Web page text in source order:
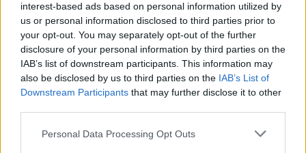
interest-based ads based on personal information utilized by
us or personal information disclosed to third parties prior to
your opt-out. You may separately opt-out of the further
disclosure of your personal information by third parties on the
IAB’s list of downstream participants. This information may
also be disclosed by us to third parties on the IAB’s List of
Downstream Participants that may further disclose it to other
Please note that this website/app uses one or more Google
Personal Data Processing Opt Outs
Občine: Slovenj Gradec
Dravograd
Ravne na Koroškem
Radlje ob Dravi
Mislinja
Prevalje
Mežica Črna na Koroškem
Vuzenica
Muta
Ribnica na Pohorju Podvelka